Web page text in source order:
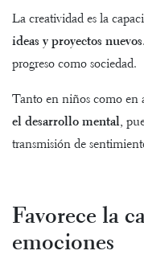
La creatividad es la
ideas y proyectos nuevos
progreso como sociedad.
Tanto en niños como en
el desarrollo mental,
transmisión de
Favorece la
emociones